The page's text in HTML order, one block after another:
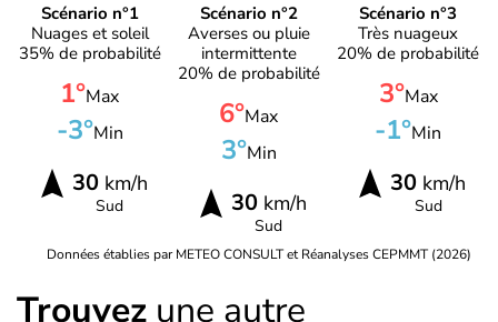
Scénario n°1
Nuages et soleil
35% de probabilité
1°Max
-3°Min
30km/h
Sud
Scénario n°2
Averses ou pluie
intermittente
20% de probabilité
6°Max
3°Min
30km/h
Sud
Scénario n°3
Très nuageux
20% de probabilité
3°Max
-1°Min
30 km/h
Sud
Données établies par METEO CONSULT et Réanalyses CEPMMT (2026)
Trouvez une autre